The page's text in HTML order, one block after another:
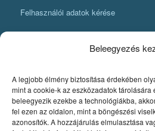
Beleegyezés
A legjobb élmény biztosítása érdekében
mint a cookie-k az eszközadatok tárolására
beleegyezik ezekbe a technológiákba,
fel ezen az oldalon, mint a böngészési
azonosítók. A hozzájárulás elmulasztása
Felhasználói adatok kérése
KÖNYVKÉSZÍTÉSI
Amit mindenképpen tudnia kell, ha
Fontos szabályok a könyv nyomdai